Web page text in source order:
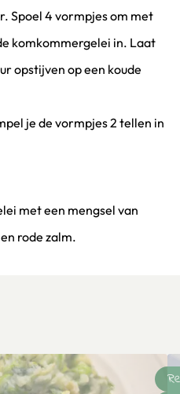
Spoel 4 vormpjes om met
komkommergelei in. Laat
opstijven op een koude
te vinken
je de vormpjes 2 tellen in
te vinken
met een mengsel van
rode zalm.